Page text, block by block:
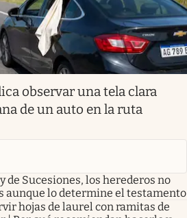
observar una tela clara
de un auto en la ruta
de Sucesiones, los herederos no
aunque lo determine el testamento
hojas de laurel con ramitas de